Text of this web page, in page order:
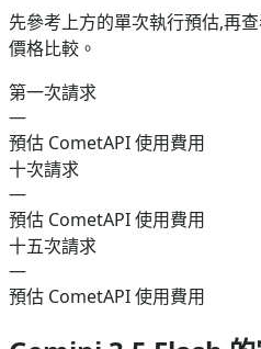
先參考上方的單次執行預估,再
價格比較。
第一次請求
—
預估 CometAPI 使用費用
十次請求
—
預估 CometAPI 使用費用
十五次請求
—
預估 CometAPI 使用費用